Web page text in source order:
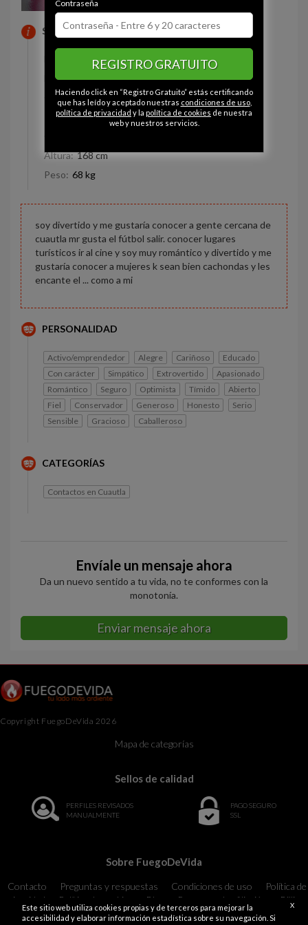
SOBRE MI
Estado civil: Soltero
Fumador/a: - - -
Ojos: Marrón
Pelo: Moreno
Altura: 168 cm
Peso: 68 kg
soy divertido y me gustaría conocer a gente cercana de
cuautla mr gusta el fútbol salir. conocer lugares
turísticos ir al cine y soy muy romántico y divertido y me
gustaría conocer a mujeres k sean bien cachondas y les
encante el ... como a mi
PERSONALIDAD
Activo/emprendedor Alegre Cariñoso
Educado
Con carácter
Simpático Extrovertido
Apasionado
Romántico
Seguro Optimista Tímido
Abierto
Fiel
Conservador Generoso Honesto
Serio
Sensible
Gracioso Caballeroso
CATEGORÍAS
Contactos en Cuautla
Envíale un mensaje ahora
Da un nuevo sentido a tu vida, no te conformes con la
monotonía.
Enviar mensaje ahora
Contraseña
REGISTRO GRATUITO
Haciendo click en “Registro Gratuito” estás certificando
que has leído y aceptado nuestras condiciones de uso,
política de privacidad y la política de cookies de nuestra
web y nuestros servicios.
Copyright FuegoDeVida 2026
Mapa de categorías
Sellos de calidad
PERFILES REVISADOS
MANUALMENTE
PAGO SEGURO
SSL
Sobre FuegoDeVida
Contacto Preguntas y respuestas Condiciones de uso
Política de
privacidad
Política de cookies Blog Programa de afiliación
Billing
Support
18 U.S.C. 2257 Record-Keeping Requirements Compliance
Este sitio web utiliza cookies propias y de terceros para mejorar la
accesibilidad y elaborar información estadística sobre su navegación. Si
X